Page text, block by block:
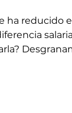
ha reducido